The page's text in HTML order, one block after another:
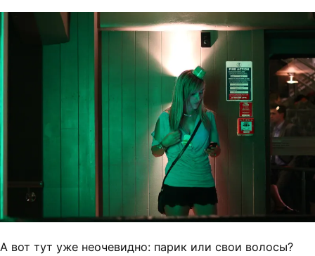
А вот тут уже неочевидно: парик или свои волосы?